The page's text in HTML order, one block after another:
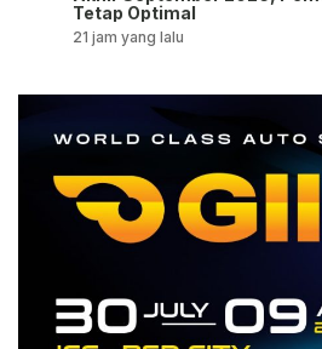
Tetap Optimal
21 jam yang lalu